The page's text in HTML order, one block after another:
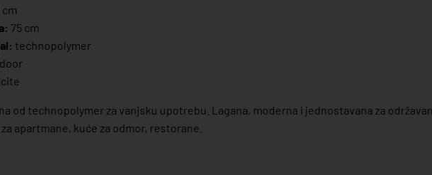
cm
75 cm
technopolymer
od technopolymer za vanjsku upotrebu. Lagana, moderna i jednostavana za
apartmane, kuće za odmor, restorane.